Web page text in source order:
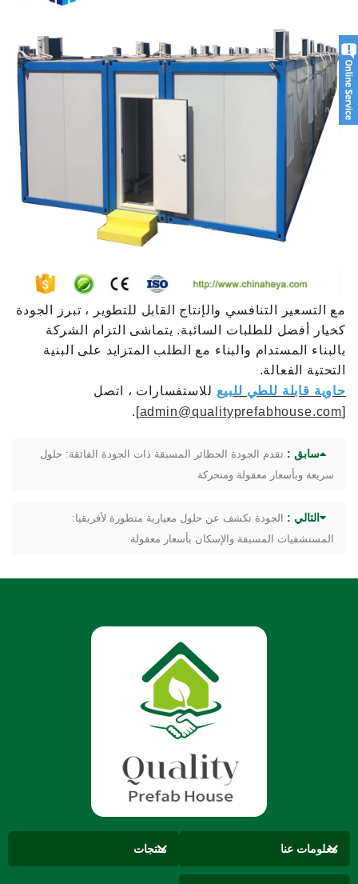
مع التسعير التنافسي والإنتاج القابل للتطوير ، تبرز الجودة
كخيار أفضل للطلبات السائبة. يتماشى التزام الشركة
بالبناء المستدام والبناء مع الطلب المتزايد على البنية
التحتية الفعالة.
حاوية قابلة للطي للبيع للاستفسارات ، اتصل
[
admin@qualityprefabhouse.com
].
سابق : تقدم الجودة الحظائر المسبقة ذات الجودة الفائقة: حلول
سريعة وبأسعار معقولة ومتحركة
التالي :
الجودة تكشف عن حلول معيارية متطورة لأفريقيا:
المستشفيات المسبقة والإسكان بأسعار معقولة
معلومات عنا منتجات